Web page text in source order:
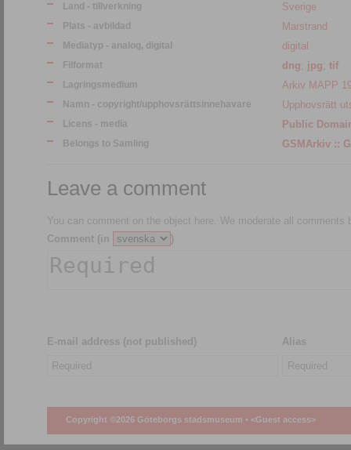
Land - tillverkning Sverige
Plats - avbildad Marstrand
Mediatyp - analog, digital digital
Filformat dng jpg tif
Lagringsmedium Arkiv MAPP
Namn - copyright/upphovsrättsinnehavare Upphovsrätt
Licens - media Public
Belongs to Samling
Leave a comment
You can comment on the object here. We moderate all comments
Comment (in
)
E-mail address (not published) Alias
Copyright ©2026 Göteborgs stadsmuseum • <Guest access>